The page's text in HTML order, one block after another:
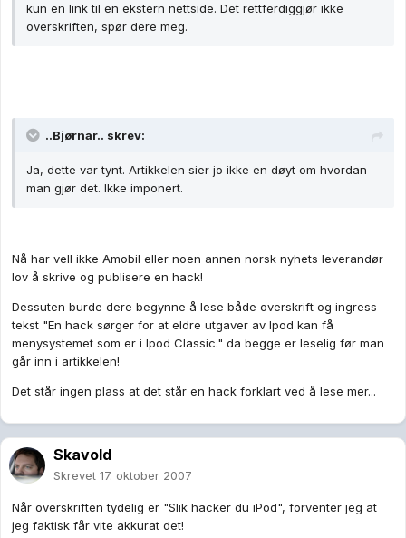
kun en link til en ekstern nettside. Det rettferdiggjør ikke
overskriften, spør dere meg.
..Bjørnar.. skrev:
Ja, dette var tynt. Artikkelen sier jo ikke en døyt om hvordan
man gjør det. Ikke imponert.
Nå har vell ikke Amobil eller noen annen norsk nyhets leverandør
lov å skrive og publisere en hack!
Dessuten burde dere begynne å lese både overskrift og ingress-
tekst "En hack sørger for at eldre utgaver av Ipod kan få
menysystemet som er i Ipod Classic." da begge er leselig før man
går inn i artikkelen!
Det står ingen plass at det står en hack forklart ved å lese mer...
Skavold
Skrevet 17. oktober 2007
Når overskriften tydelig er "Slik hacker du iPod", forventer jeg at
jeg faktisk får vite akkurat det!